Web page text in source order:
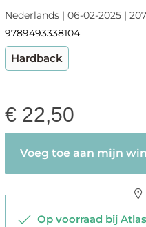
Nederlands | 06-02-2025 |
9789493338104
Hardback
€ 22,50
Voeg toe aan mijn
Op voorraad bij